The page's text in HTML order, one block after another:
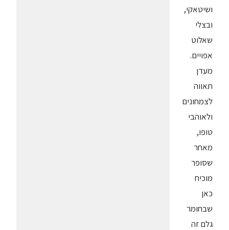
ושיטאקי,
ובצלי
שאלוט
אפויים.
מעדן
תאווה
לצמחונים
ולאוהבי
טופו,
מאחר
שסופר
מוכיח
כאן
שבחומר
גלם זה